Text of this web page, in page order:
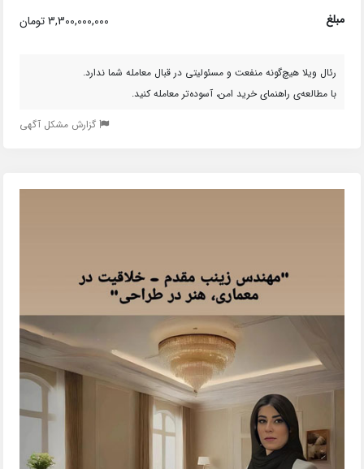
مبلغ 3,300,000,000 تومان
رئال ویلا هیچ‌گونه منفعت و مسئولیتی در قبال معامله شما ندارد.
با مطالعه‌ی راهنمای خرید امن، آسوده‌تر معامله کنید.
گزارش مشکل آگهی